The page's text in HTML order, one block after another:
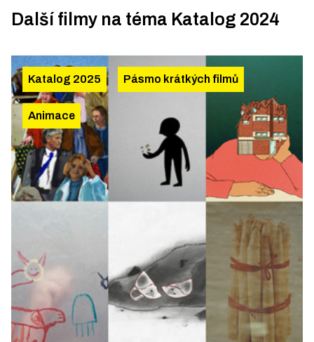
Další filmy na téma Katalog 2024
Katalog 2025 Pásmo krátkých filmů
Animace